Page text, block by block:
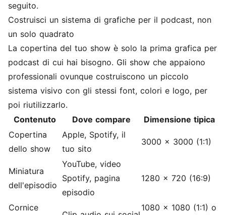
seguito.
Costruisci un sistema di grafiche per il podcast, non
un solo quadrato
La copertina del tuo show è solo la prima grafica per
podcast di cui hai bisogno. Gli show che appaiono
professionali ovunque costruiscono un piccolo
sistema visivo con gli stessi font, colori e logo, per
poi riutilizzarlo.
Contenuto
Dove compare
Dimensione tipica
Copertina
dello show
Apple, Spotify, il
tuo sito
3000 x 3000 (1:1)
Miniatura
dell'episodio
YouTube, video
Spotify, pagina
episodio
1280 x 720 (16:9)
Cornice 1080 x 1080 (1:1) o